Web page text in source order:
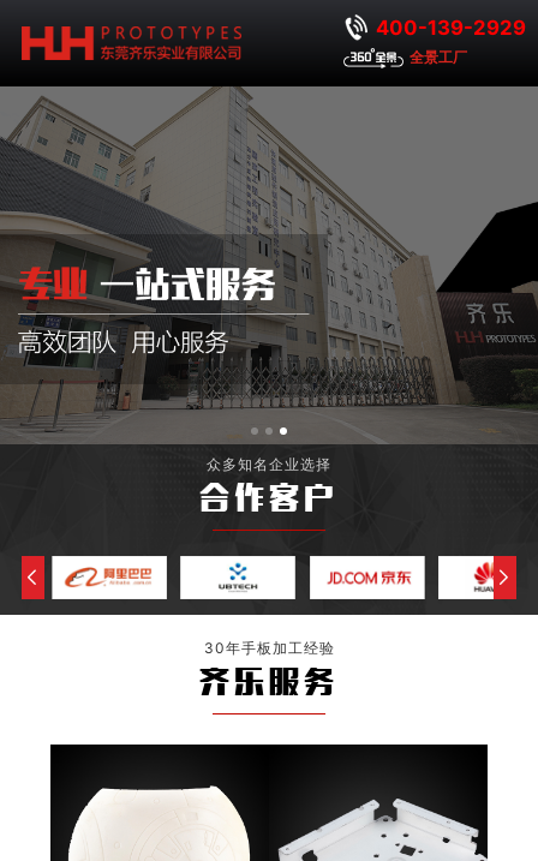
400-139-2929
全景工厂
众多知名企业选择
合作客户
30年手板加工经验
齐乐服务